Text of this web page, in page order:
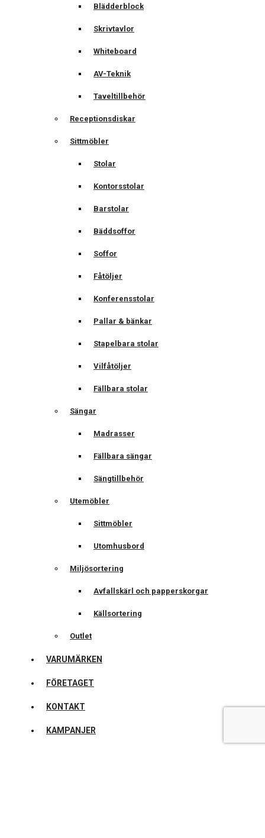
Blädderblock
Skrivtavlor
Whiteboard
AV-Teknik
Taveltillbehör
Receptionsdiskar
Sittmöbler
Stolar
Kontorsstolar
Barstolar
Bäddsoffor
Soffor
Fåtöljer
Konferensstolar
Pallar & bänkar
Stapelbara stolar
Vilfåtöljer
Fällbara stolar
Sängar
Madrasser
Fällbara sängar
Sängtillbehör
Utemöbler
Sittmöbler
Utomhusbord
Miljösortering
Avfallskärl och papperskorgar
Källsortering
Outlet
VARUMÄRKEN
FÖRETAGET
KONTAKT
KAMPANJER